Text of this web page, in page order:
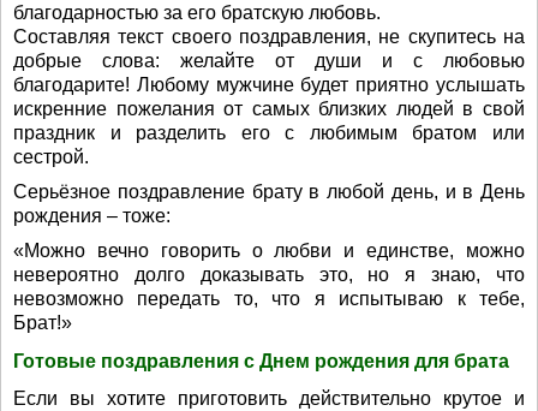
благодарностью за его братскую любовь.
Составляя текст своего поздравления, не скупитесь на
добрые слова: желайте от души и с любовью
благодарите! Любому мужчине будет приятно услышать
искренние пожелания от самых близких людей в свой
праздник и разделить его с любимым братом или
сестрой.
Серьёзное поздравление брату в любой день, и в День
рождения – тоже:
«Можно вечно говорить о любви и единстве, можно
невероятно долго доказывать это, но я знаю, что
невозможно передать то, что я испытываю к тебе,
Брат!»
Готовые поздравления с Днем рождения для брата
Если вы хотите приготовить действительно крутое и